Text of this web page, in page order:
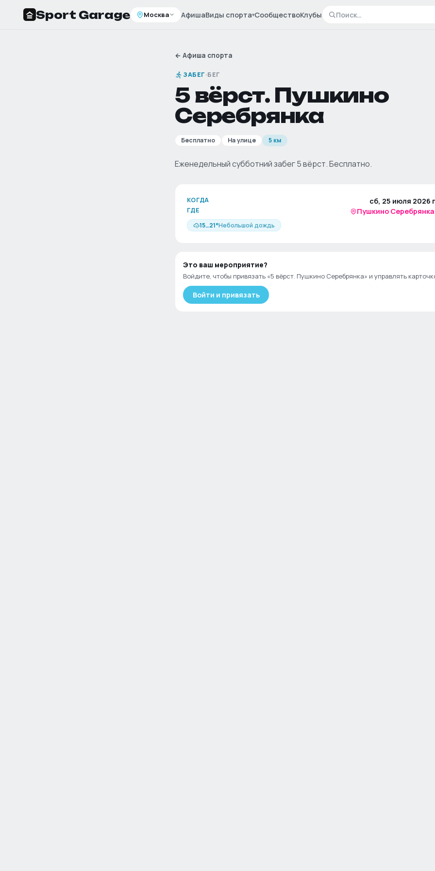
Sport Garage Москва АфишаВиды спорта▾СообществоКлубы
← Афиша спорта
ЗАБЕГ·БЕГ
5 вёрст. Пушкино
Серебрянка
Бесплатно На улице 5 км
Еженедельный субботний забег 5 вёрст. Бесплатно.
КОГДА сб, 25 июля 2026
ГДЕ Пушкино
15…21°Небольшой дождь
Это ваш мероприятие?
Войдите, чтобы привязать «5 вёрст. Пушкино Серебрянка» и управлять
Войти и привязать